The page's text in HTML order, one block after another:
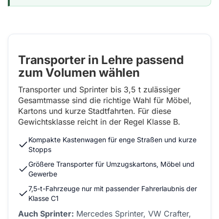
Transporter in Lehre passend
zum Volumen wählen
Transporter und Sprinter bis 3,5 t zulässiger
Gesamtmasse sind die richtige Wahl für Möbel,
Kartons und kurze Stadtfahrten. Für diese
Gewichtsklasse reicht in der Regel Klasse B.
Kompakte Kastenwagen für enge Straßen und kurze
Stopps
Größere Transporter für Umzugskartons, Möbel und
Gewerbe
7,5-t-Fahrzeuge nur mit passender Fahrerlaubnis der
Klasse C1
Auch Sprinter: Mercedes Sprinter, VW Crafter,